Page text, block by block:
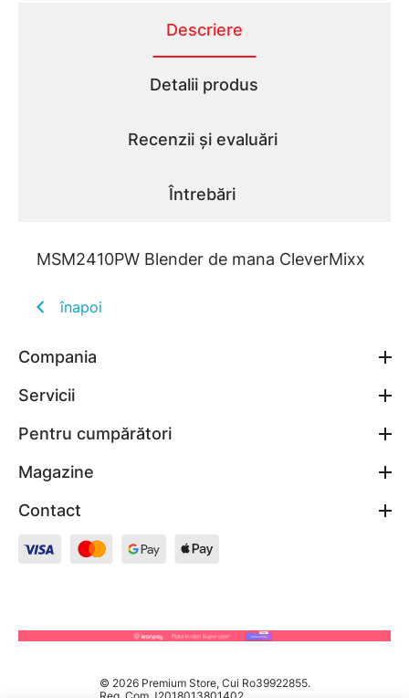
Descriere
Detalii produs
Recenzii și evaluări
Întrebări
MSM2410PW Blender de mana CleverMixx
înapoi
Compania
Servicii
Pentru cumpărători
Magazine
Contact
© 2026 Premium Store, Cui Ro39922855.